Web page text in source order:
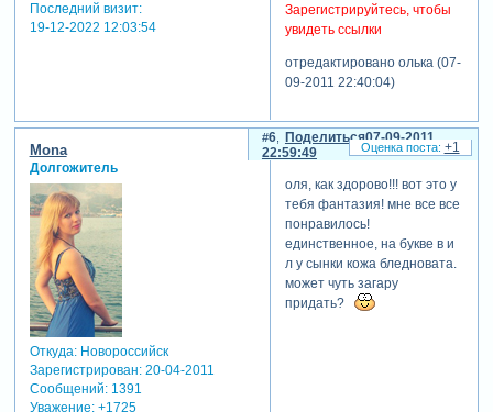
Последний визит:
19-12-2022 12:03:54
Зарегистрируйтесь, чтобы
увидеть ссылки
отредактировано олька (07-
09-2011 22:40:04)
Поделиться
6
07-09-2011
22:59:49
Mona
Долгожитель
Откуда:Новороссийск
Зарегистрирован: 20-04-2011
Сообщений:1391
Уважение: +1725
оля, как здорово!!! вот это у
тебя фантазия! мне все все
понравилось!
единственное, на букве в и
л у сынки кожа бледновата.
может чуть загару
придать?
+1